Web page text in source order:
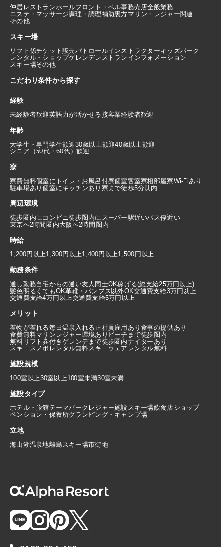
仲居 レストランホールフロント・ベル事務売店全般業務
エステ・マッサージ調理・調理補助裏方マリン・レジャー関連
その他
スキー場
リフト係チケット販売パトロールインストラクターキッズパーク
レンタル・ショップゲレンデレストラン インフォメーション
スキー場その他
こだわり条件から探す
経験
未経験者歓迎英語力が活かせる接客業経験者歓迎
年齢
大学生・専門学生歓迎30歳以上歓迎40歳以上歓迎
シニア（50代・60代）歓迎
寮
寮費無料個室にトイレ・お風呂付寮個室客室寮相部屋寮Wi-Fiあり
駐車場あり個室にキッチンあり 寮まで徒歩5分以内
周辺環境
徒歩圏内にコンビニ徒歩圏内にスーパー駅近いバス停近い
東京へ2時間圏内大阪へ2時間圏内
時給
1,200円以上1,300円以上1,400円以上1,500円以上
勤務条件
通し勤務自宅からの通い友人同士OK稼げる(総支給25万円以上)
髪色明るくてもOK革靴・パンプス以外OK交通費支給3万円以上
交通費支給4万円以上交通費支給5万円以上
メリット
着物が着れる毎日温泉入れる正社員雇用あり食事の提供あり
食費無料マリンレジャー環境あり ビーチまで徒歩圏内
無料リフト券付きゲレンデまで徒歩圏内ナイターあり
スキースノボレンタル無料スキーウェアレンタル無料
施設規模
100室以上30室以上100室未満30室未満
施設タイプ
ホテル・旅館テーマパーク レジャー施設スキー場飲食店ショップ
ペンション・保養所グランピング・キャンプ場
立地
海山湖温泉地離島スキー場市街地